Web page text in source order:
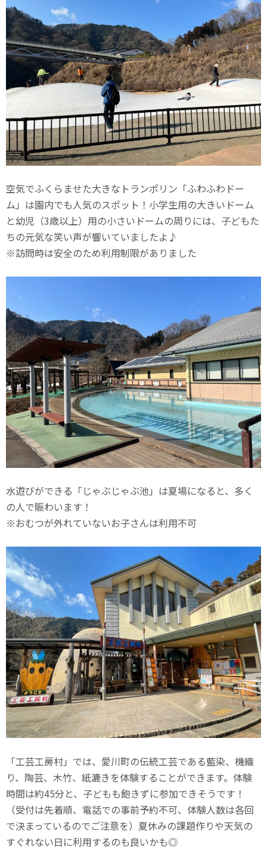
空気でふくらませた大きなトランポリン「ふわふわドー
ム」は園内でも人気のスポット！小学生用の大きいドーム
と幼児（3歳以上）用の小さいドームの周りには、子どもた
ちの元気な笑い声が響いていましたよ♪
※訪問時は安全のため利用制限がありました
水遊びができる「じゃぶじゃぶ池」は夏場になると、多く
の人で賑わいます！
※おむつが外れていないお子さんは利用不可
「工芸工房村」では、愛川町の伝統工芸である藍染、機織
り、陶芸、木竹、紙漉きを体験することができます。体験
時間は約45分と、子どもも飽きずに参加できそうです！
（受付は先着順、電話での事前予約不可、体験人数は各回
で決まっているのでご注意を）夏休みの課題作りや天気の
すぐれない日に利用するのも良いかも◎